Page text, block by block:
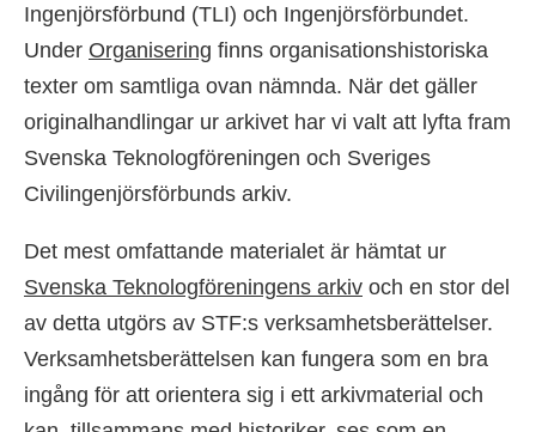
Ingenjörsförbund (TLI) och Ingenjörsförbundet.
Under Organisering finns organisationshistoriska
texter om samtliga ovan nämnda. När det gäller
originalhandlingar ur arkivet har vi valt att lyfta fram
Svenska Teknologföreningen och Sveriges
Civilingenjörsförbunds arkiv.
Det mest omfattande materialet är hämtat ur
Svenska Teknologföreningens arkiv och en stor del
av detta utgörs av STF:s verksamhetsberättelser.
Verksamhetsberättelsen kan fungera som en bra
ingång för att orientera sig i ett arkivmaterial och